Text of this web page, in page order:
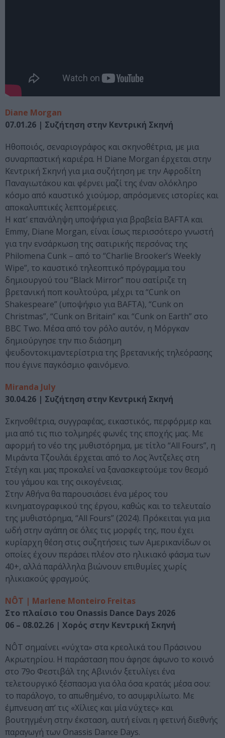
Diane Morgan
07.01.26 | Συζήτηση στην Κεντρική Σκηνή
Ηθοποιός, σεναριογράφος και σκηνοθέτρια, με μια
συναρπαστική καριέρα. Η Diane Morgan έρχεται στην
Κεντρική Σκηνή για μια συζήτηση με την Αφροδίτη
Παναγιωτάκου και φέρνει μαζί της έναν ολόκληρο
κόσμο από καυστικό χιούμορ, απρόσμενες ιστορίες και
αποκαλυπτικές λεπτομέρειες.
Η κατ’ επανάληψη υποψήφια για βραβεία BAFTA και
Emmy, Diane Morgan, είναι ίσως περισσότερο γνωστή
για την ενσάρκωση της σατιρικής περσόνας της
Philomena Cunk – από το “Charlie Brooker’s Weekly
Wipe”, το καυστικό τηλεοπτικό πρόγραμμα του
δημιουργού του “Black Mirror” που σατίριζε τη
βρετανική ποπ κουλτούρα, μέχρι τα “Cunk on
Shakespeare” (υποψήφιο για BAFTA), “Cunk on
Christmas”, “Cunk on Britain” και “Cunk on Earth” στο
BBC Two. Μέσα από τον ρόλο αυτόν, η Μόργκαν
δημιούργησε την πιο διάσημη
ψευδοντοκιμαντερίστρια της βρετανικής τηλεόρασης
που έγινε παγκόσμιο φαινόμενο.
Miranda July
30.04.26 | Συζήτηση στην Κεντρική Σκηνή
Σκηνοθέτρια, συγγραφέας, εικαστικός, περφόρμερ και
μια από τις πιο τολμηρές φωνές της εποχής μας. Με
αφορμή το νέο της μυθιστόρημα, με τίτλο “All Fours”, η
Μιράντα Τζουλάι έρχεται από το Λος Άντζελες στη
Στέγη και μας προκαλεί να ξανασκεφτούμε τον θεσμό
του γάμου και της οικογένειας.
Στην Αθήνα θα παρουσιάσει ένα μέρος του
κινηματογραφικού της έργου, καθώς και το τελευταίο
της μυθιστόρημα, “All Fours” (2024). Πρόκειται για μια
ωδή στην αγάπη σε όλες τις μορφές της, που έχει
κυρίαρχη θέση στις συζητήσεις των Αμερικανίδων οι
οποίες έχουν περάσει πλέον στο ηλικιακό φάσμα των
40+, αλλά παράλληλα βιώνουν επιθυμίες χωρίς
ηλικιακούς φραγμούς.
NÔT | Marlene Monteiro Freitas
Στο πλαίσιο του Onassis Dance Days 2026
06 – 08.02.26 | Χορός στην Κεντρική Σκηνή
NÔT σημαίνει «νύχτα» στα κρεολικά του Πράσινου
Ακρωτηρίου. Η παράσταση που άφησε άφωνο το κοινό
στο 79ο Φεστιβάλ της Αβινιόν ξετυλίγει ένα
τελετουργικό ξέσπασμα για όλα όσα κρατάς μέσα σου:
το παράλογο, το απωθημένο, το ασυμφιλίωτο. Με
έμπνευση απ’ τις «Χίλιες και μία νύχτες» και
βουτηγμένη στην έκσταση, αυτή είναι η φετινή διεθνής
παραγωγή των Onassis Dance Days.